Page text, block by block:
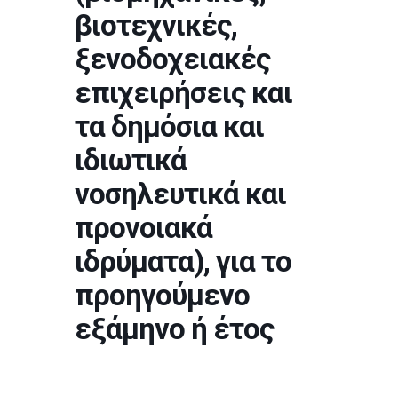
βιοτεχνικές,
ξενοδοχειακές
επιχειρήσεις και
τα δημόσια και
ιδιωτικά
νοσηλευτικά και
προνοιακά
ιδρύματα), για το
προηγούμενο
εξάμηνο ή έτος